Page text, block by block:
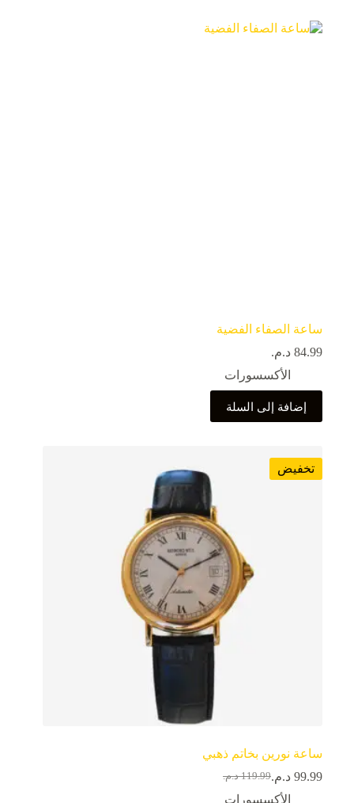
ساعة الصفاء الفضية
84.99 د.م.
الأكسسورات
إضافة إلى السلة
تخفيض
ساعة نورين بخاتم ذهبي
119.99 د.م. 99.99 د.م.
الأكسسورات